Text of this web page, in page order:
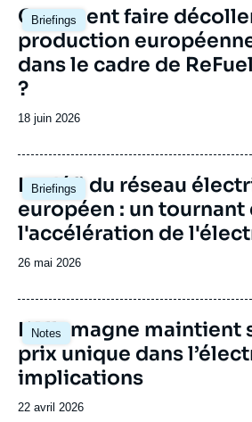
Briefings
Image
principale
Comment faire
production
dans le cadre de
?
Date
publication
18 juin 2026
Briefings
Image
principale
Le défi du réseau
européen : un
l'accélération de
Date
publication
26 mai 2026
Notes
Image
principale
L’Allemagne maintient
prix unique dans
implications
Date
22 avril 2026